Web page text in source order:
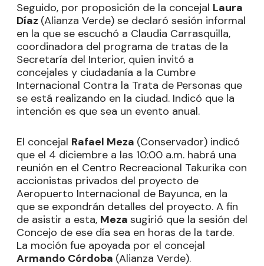
Seguido, por proposición de la concejal Laura
Díaz (Alianza Verde) se declaró sesión informal
en la que se escuchó a Claudia Carrasquilla,
coordinadora del programa de tratas de la
Secretaría del Interior, quien invitó a
concejales y ciudadanía a la Cumbre
Internacional Contra la Trata de Personas que
se está realizando en la ciudad. Indicó que la
intención es que sea un evento anual.
El concejal Rafael Meza (Conservador) indicó
que el 4 diciembre a las 10:00 a.m. habrá una
reunión en el Centro Recreacional Takurika con
accionistas privados del proyecto de
Aeropuerto Internacional de Bayunca, en la
que se expondrán detalles del proyecto. A fin
de asistir a esta, Meza sugirió que la sesión del
Concejo de ese día sea en horas de la tarde.
La moción fue apoyada por el concejal
Armando Córdoba (Alianza Verde).